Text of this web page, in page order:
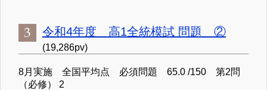
令和4年度 高1全統模試 問題 ②
(19,286pv)
8月実施 全国平均点 必須問題 65.0 /150 第2問
（必修） 2